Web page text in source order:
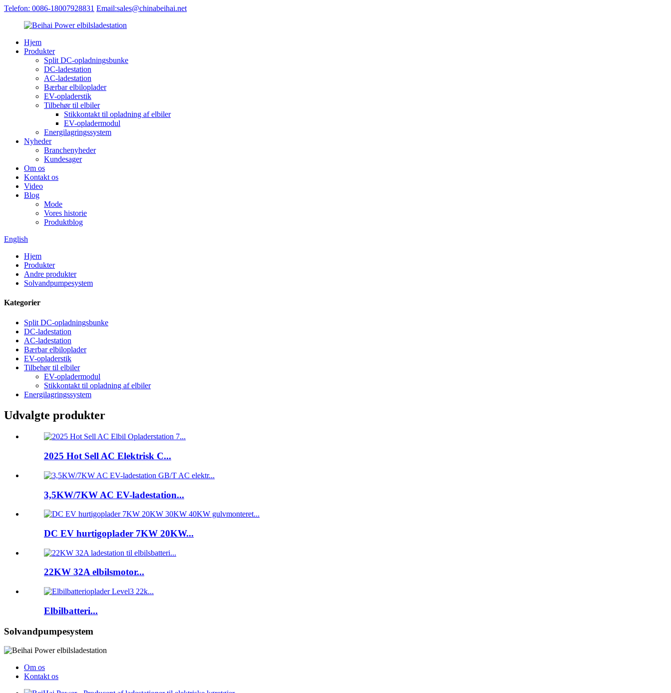
Telefon: 0086-18007928831 Email:sales@chinabeihai.net
Hjem
Produkter
Split DC-opladningsbunke
DC-ladestation
AC-ladestation
Bærbar elbiloplader
EV-opladerstik
Tilbehør til elbiler
Stikkontakt til opladning af elbiler
EV-opladermodul
Energilagringssystem
Nyheder
Branchenyheder
Kundesager
Om os
Kontakt os
Video
Blog
Mode
Vores historie
Produktblog
English
Hjem
Produkter
Andre produkter
Solvandpumpesystem
Kategorier
Split DC-opladningsbunke
DC-ladestation
AC-ladestation
Bærbar elbiloplader
EV-opladerstik
Tilbehør til elbiler
EV-opladermodul
Stikkontakt til opladning af elbiler
Energilagringssystem
Udvalgte produkter
2025 Hot Sell AC Elektrisk C...
3,5KW/7KW AC EV-ladestation...
DC EV hurtigoplader 7KW 20KW...
22KW 32A elbilsmotor...
Elbilbatteri...
Solvandpumpesystem
Om os
Kontakt os